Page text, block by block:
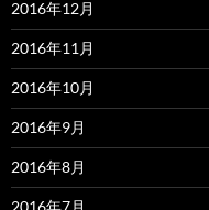
2016年12月
2016年11月
2016年10月
2016年9月
2016年8月